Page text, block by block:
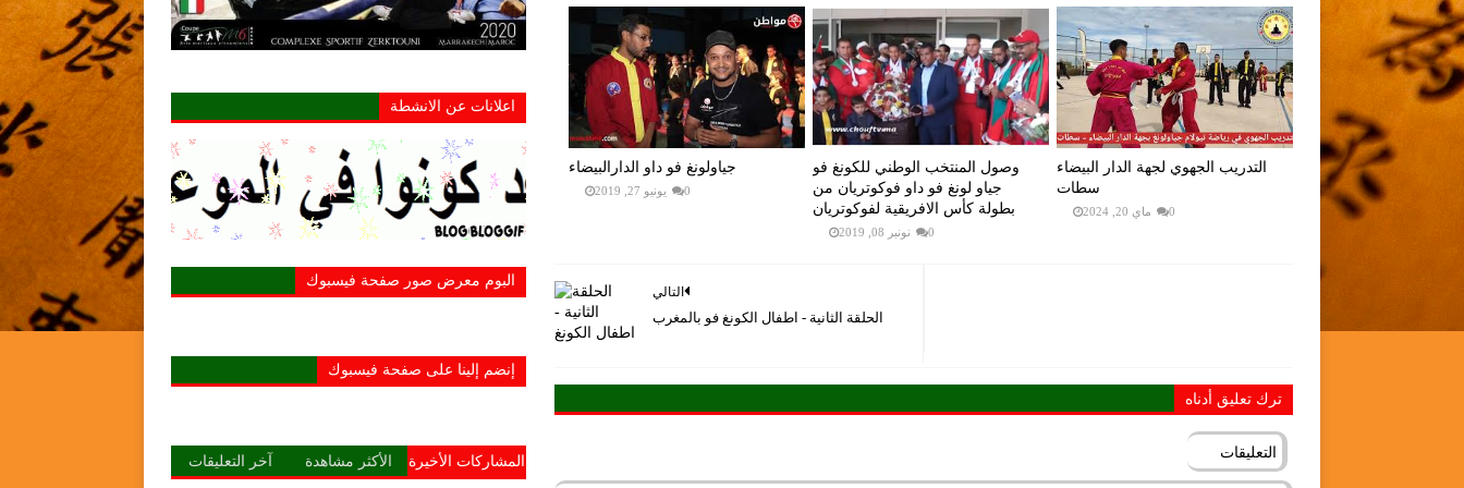
التدريب الجهوي لجهة الدار البيضاء
سطات
ماي 20, 2024 0
وصول المنتخب الوطني للكونغ فو
جياو لونغ فو داو فوكوتريان من
بطولة كأس الافريقية لفوكوتريان
نونبر 08, 2019 0
جياولونغ فو داو الدارالبيضاء
يونيو 27, 2019 0
التالي
الحلقة الثانية - اطفال الكونغ فو بالمغرب
ترك تعليق أدناه
التعليقات
اعلانات عن الانشطة
البوم معرض صور صفحة فيسبوك
إنضم إلينا على صفحة فيسبوك
المشاركات الأخيرة الأكثر مشاهدة آخر التعليقات